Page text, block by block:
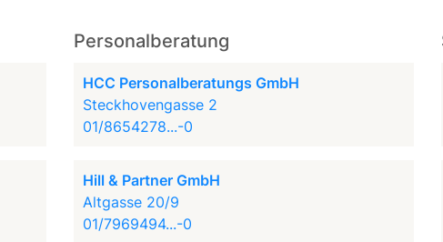
Personalberatung
HCC Personalberatungs GmbH
Steckhovengasse 2
01/8654278...-0
Hill & Partner GmbH
Altgasse 20/9
01/7969494...-0